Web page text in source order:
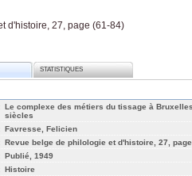
d'histoire, 27, page (61-84)
STATISTIQUES
Le complexe des métiers du tissage à
siècles
Favresse, Felicien
Revue belge de philologie et d'histoire, 27, page
Publié, 1949
Histoire